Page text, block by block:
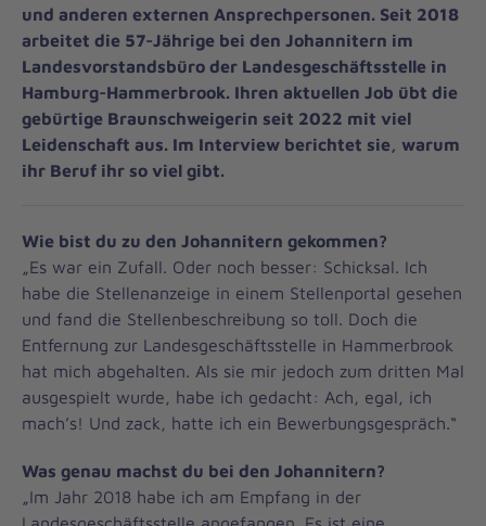
und anderen externen Ansprechpersonen. Seit 2018
arbeitet die 57-Jährige bei den Johannitern im
Landesvorstandsbüro der Landesgeschäftsstelle in
Hamburg-Hammerbrook. Ihren aktuellen Job übt die
gebürtige Braunschweigerin seit 2022 mit viel
Leidenschaft aus. Im Interview berichtet sie, warum
ihr Beruf ihr so viel gibt.
Wie bist du zu den Johannitern gekommen?
„Es war ein Zufall. Oder noch besser: Schicksal. Ich
habe die Stellenanzeige in einem Stellenportal gesehen
und fand die Stellenbeschreibung so toll. Doch die
Entfernung zur Landesgeschäftsstelle in Hammerbrook
hat mich abgehalten. Als sie mir jedoch zum dritten Mal
ausgespielt wurde, habe ich gedacht: Ach, egal, ich
mach’s! Und zack, hatte ich ein Bewerbungsgespräch.“
Was genau machst du bei den Johannitern?
„Im Jahr 2018 habe ich am Empfang in der